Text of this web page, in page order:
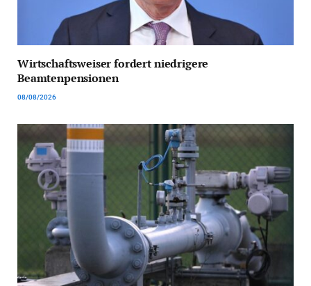
Wirtschaftsweiser fordert niedrigere
Beamtenpensionen
08/08/2026